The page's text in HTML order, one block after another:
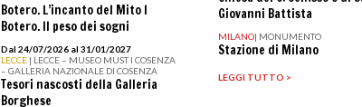
Botero. L’incanto del Mito I
Botero. Il peso dei sogni
Dal 24/07/2026 al 31/01/2027
LECCE | LECCE – MUSEO MUST I COSENZA
– GALLERIA NAZIONALE DI COSENZA
Tesori nascosti della Galleria
Borghese
Giovanni Battista
MILANO| MONUMENTO
Stazione di Milano
LEGGI TUTTO >